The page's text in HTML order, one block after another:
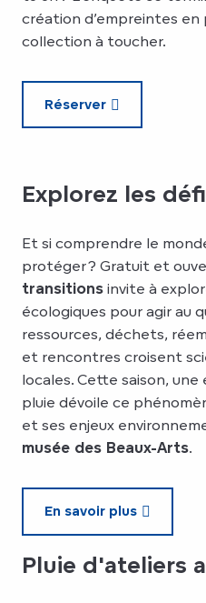
création d’empreintes
collection à toucher.
Réserver
Explorez les
Et si comprendre le
protéger ? Gratuit et
transitions invite à
écologiques pour agir au
ressources, déchets,
et rencontres croisent
locales. Cette saison,
pluie dévoile ce
et ses enjeux
musée des Beaux-Arts.
En savoir plus
Pluie d'ateliers